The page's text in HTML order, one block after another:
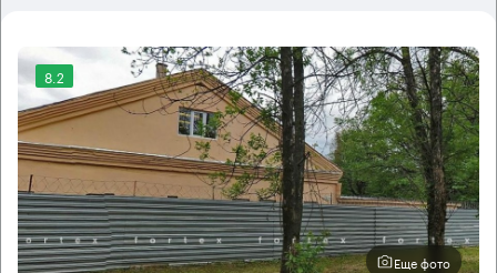
8.2
Еще фото